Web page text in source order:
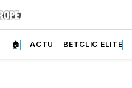
🏠 ACTU BETCLIC ELITE